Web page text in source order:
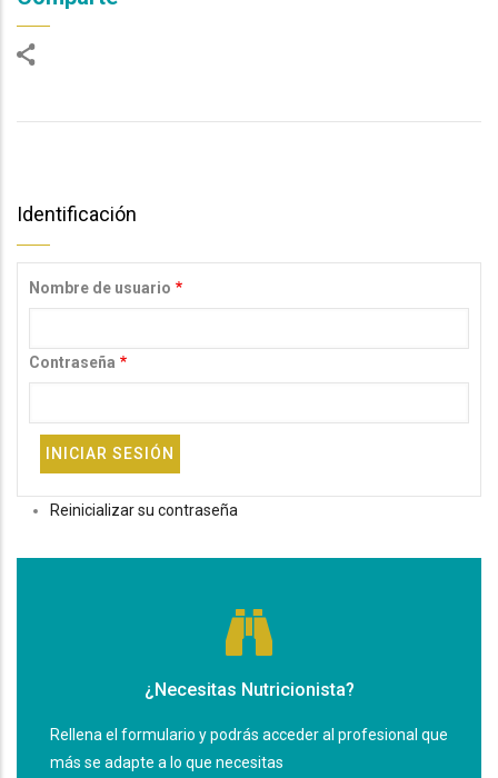
Identificación
Nombre de usuario
Contraseña
Reinicializar su contraseña
¿Necesitas Nutricionista?
Rellena el formulario y podrás acceder al profesional que
más se adapte a lo que necesitas